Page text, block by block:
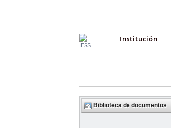
Institución
Biblioteca de documentos